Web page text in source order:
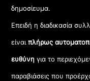
δημοσίευμα.
Επειδή η διαδικασία
είναιπλήρως
ευθύνη για το
παραβιάσεις που